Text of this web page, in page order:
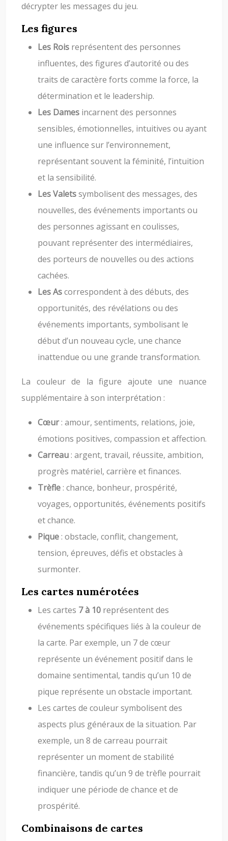
décrypter les messages du jeu.
Les figures
Les Rois représentent des personnes
influentes, des figures d’autorité ou des
traits de caractère forts comme la force, la
détermination et le leadership.
Les Dames incarnent des personnes
sensibles, émotionnelles, intuitives ou ayant
une influence sur l’environnement,
représentant souvent la féminité, l’intuition
et la sensibilité.
Les Valetssymbolisent des messages, des
nouvelles, des événements importants ou
des personnes agissant en coulisses,
pouvant représenter des intermédiaires,
des porteurs de nouvelles ou des actions
cachées.
Les Ascorrespondent à des débuts, des
opportunités, des révélations ou des
événements importants, symbolisant le
début d’un nouveau cycle, une chance
inattendue ou une grande transformation.
La couleur de la figure ajoute une nuance
supplémentaire à son interprétation :
Cœur: amour, sentiments, relations, joie,
émotions positives, compassion et affection.
Carreau: argent, travail, réussite, ambition,
progrès matériel, carrière et finances.
Trèfle: chance, bonheur, prospérité,
voyages, opportunités, événements positifs
et chance.
Pique: obstacle, conflit, changement,
tension, épreuves, défis et obstacles à
surmonter.
Les cartes numérotées
Les cartes 7 à 10 représentent des
événements spécifiques liés à la couleur de
la carte. Par exemple, un 7 de cœur
représente un événement positif dans le
domaine sentimental, tandis qu’un 10 de
pique représente un obstacle important.
Les cartes de couleur symbolisent des
aspects plus généraux de la situation. Par
exemple, un 8 de carreau pourrait
représenter un moment de stabilité
financière, tandis qu’un 9 de trèfle pourrait
indiquer une période de chance et de
prospérité.
Combinaisons de cartes